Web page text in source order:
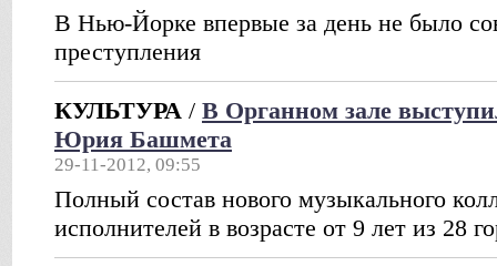
В Нью-Йорке впервые за день не было
преступления
КУЛЬТУРА / В Органном зале
Юрия Башмета
29-11-2012, 09:55
Полный состав нового музыкального
исполнителей в возрасте от 9 лет из 28